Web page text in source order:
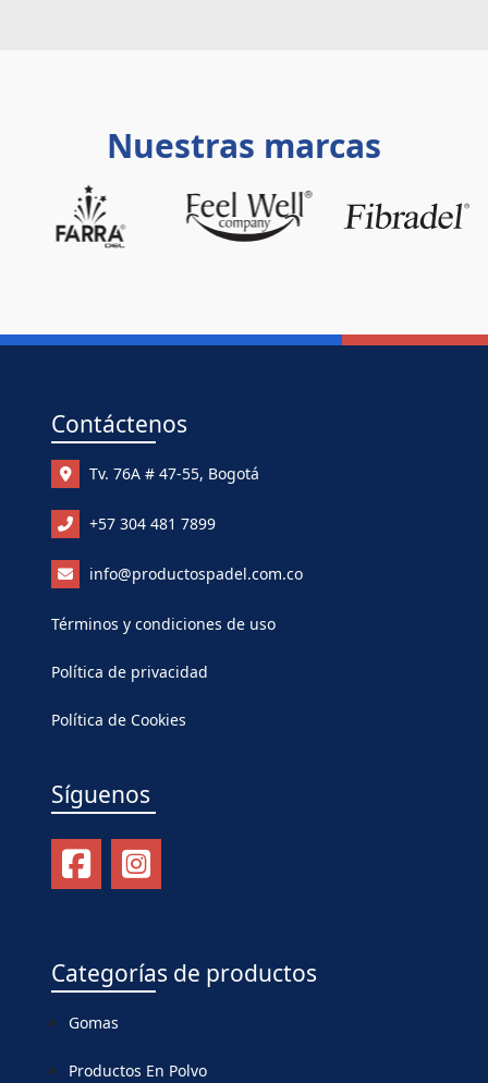
Nuestras marcas
Contáctenos
Tv. 76A # 47-55, Bogotá
+57 304 481 7899
info@productospadel.com.co
Términos y condiciones de uso
Política de privacidad
Política de Cookies
Síguenos
Categorías de productos
Gomas
Productos En Polvo